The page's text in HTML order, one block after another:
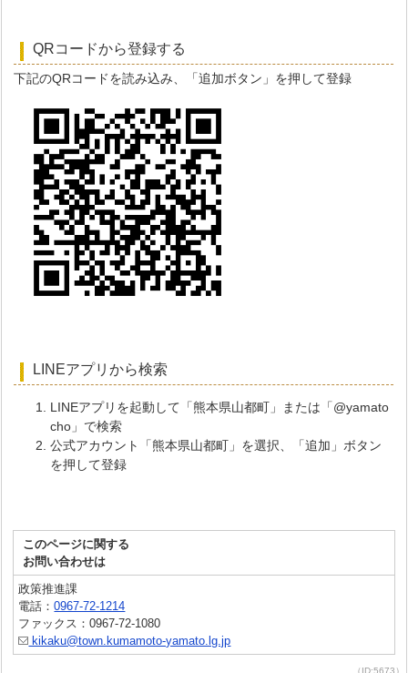
QRコードから登録する
下記のQRコードを読み込み、「追加ボタン」を押して登録
LINEアプリから検索
LINEアプリを起動して「熊本県山都町」または「@yamato
cho」で検索
公式アカウント「熊本県山都町」を選択、「追加」ボタン
を押して登録
このページに関する
お問い合わせは
政策推進課
電話：0967-72-1214
ファックス：0967-72-1080
kikaku@town.kumamoto-yamato.lg.jp
（ID:5673）